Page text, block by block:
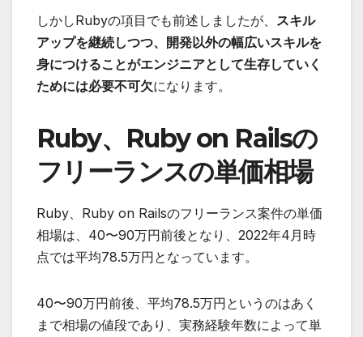
しかしRubyの項目でも前述しましたが、 スキル
アップを継続しつつ、開発以外の幅広いスキルを
身につけることがエンジニアとして生存していく
ためには必要不可欠になります。
Ruby、Ruby on Railsの
フリーランスの単価相場
Ruby、Ruby on Railsのフリーランス案件の単価
相場は、 40〜90万円前後となり、2022年4月時
点では平均78.5万円となっています。
40〜90万円前後、 平均78.5万円というのはあく
まで相場の値段であり、実務経験年数によって単